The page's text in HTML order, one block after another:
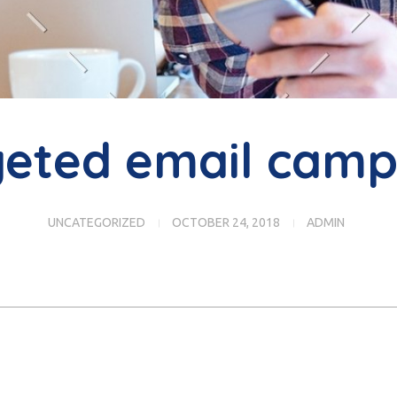
email
OCTOBER 24, 2018 ADMIN
UNCATEGORIZED